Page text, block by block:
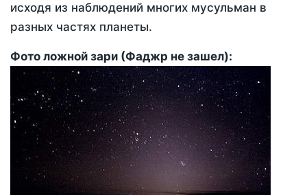
исходя из наблюдений многих мусульман в
разных частях планеты.
Фото ложной зари (Фаджр не зашел):